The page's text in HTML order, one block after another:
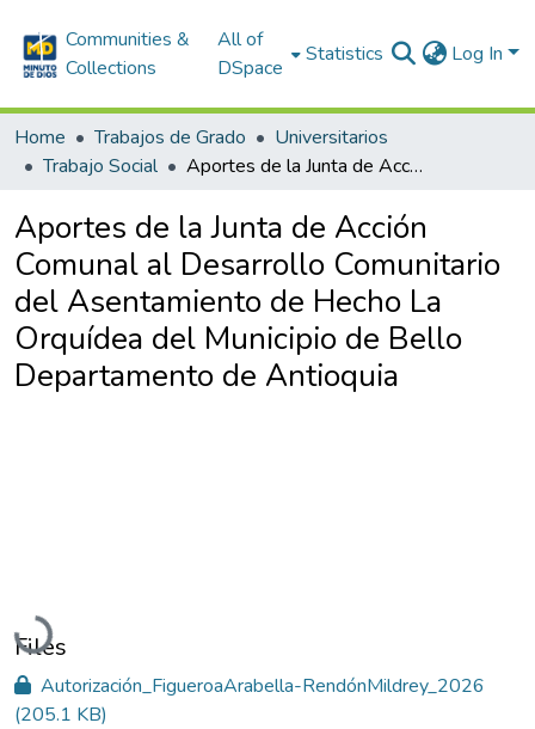
Communities &
Collections
All of
DSpace
Statistics Log In
Home Trabajos de Grado
Universitarios
Trabajo Social
Aportes de la Junta de Acción Comunal al Desarrollo Comunitario del Asentamiento de Hecho La Orquídea del Municipio de Bello Departamento de Antioquia
Aportes de la Junta de Acción
Comunal al Desarrollo Comunitario
del Asentamiento de Hecho La
Orquídea del Municipio de Bello
Departamento de Antioquia
Loading...
Files
Autorización_FigueroaArabella-RendónMildrey_2026
(205.1 KB)